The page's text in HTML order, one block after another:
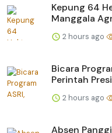
Kepung 64
Manggala
2 hours ago
Bicara
Perintah
2 hours ago
Absen